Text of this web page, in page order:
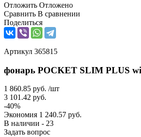
Отложить Отложено
Сравнить В сравнении
Поделиться
Артикул 365815
фонарь POCKET SLIM PLUS
1 860.85 руб. /шт
3 101.42 руб.
-40%
Экономия 1 240.57 руб.
В наличии - 23
Задать вопрос